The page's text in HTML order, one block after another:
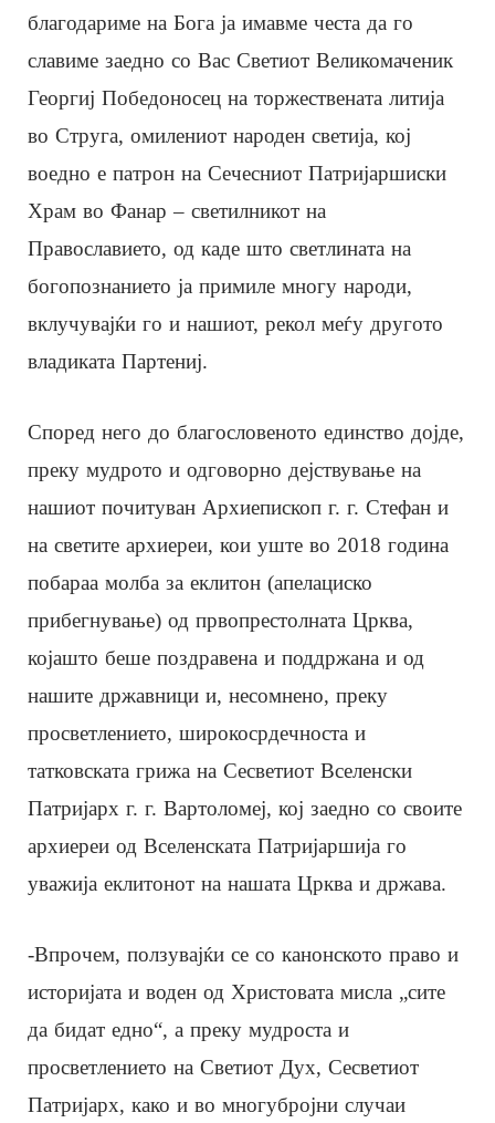
благодариме на Бога ја имавме честа да го
славиме заедно со Вас Светиот Великомаченик
Георгиј Победоносец на торжествената литија
во Струга, омилениот народен светија, кој
воедно е патрон на Сечесниот Патријаршиски
Храм во Фанар – светилникот на
Православието, од каде што светлината на
богопознанието ја примиле многу народи,
вклучувајќи го и нашиот, рекол меѓу другото
владиката Партениј.
Според него до благословеното единство дојде,
преку мудрото и одговорно дејствување на
нашиот почитуван Архиепископ г. г. Стефан и
на светите архиереи, кои уште во 2018 година
побараа молба за еклитон (апелациско
прибегнување) од првопрестолната Црква,
којашто беше поздравена и поддржана и од
нашите државници и, несомнено, преку
просветлението, широкосрдечноста и
татковската грижа на Сесветиот Вселенски
Патријарх г. г. Вартоломеј, кој заедно со своите
архиереи од Вселенската Патријаршија го
уважија еклитонот на нашата Црква и држава.
-Впрочем, ползувајќи се со канонското право и
историјата и воден од Христовата мисла „сите
да бидат едно“, а преку мудроста и
просветлението на Светиот Дух, Сесветиот
Патријарх, како и во многубројни случаи